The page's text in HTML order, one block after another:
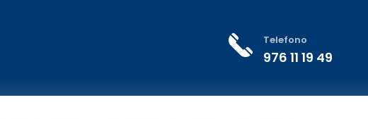
Telefono
976 11 19 49